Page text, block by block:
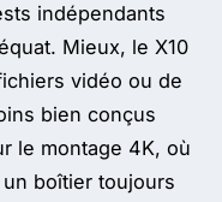
indépendants
Mieux, le X10
vidéo ou de
bien conçus
le montage 4K, où
boîtier toujours